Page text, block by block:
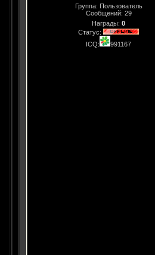
Группа: Пользователь
Сообщений: 29
Награды: 0
Статус:
ICQ:
991167